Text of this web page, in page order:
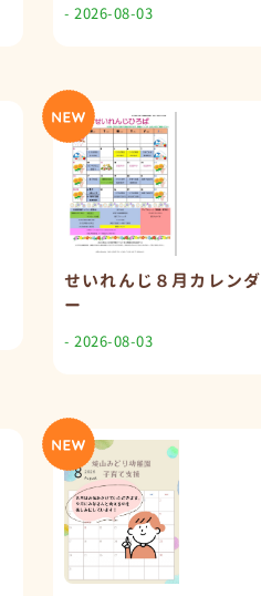
- 2026-08-03
せいれんじ８月カレンダ
ー
- 2026-08-03